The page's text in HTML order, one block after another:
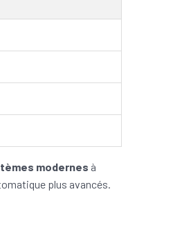
modernes à
plus avancés.